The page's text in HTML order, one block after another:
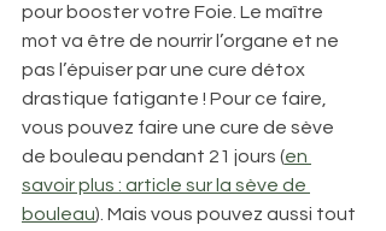
pour booster votre Foie. Le maître
mot va être de nourrir l’organe et ne
pas l’épuiser par une cure détox
drastique fatigante ! Pour ce faire,
vous pouvez faire une cure de sève
de bouleau pendant 21 jours (en
savoir plus : article sur la sève de
bouleau). Mais vous pouvez aussi tout